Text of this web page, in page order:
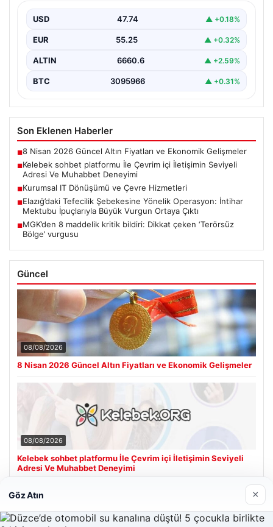
İnternet ortamında insanların seviyeli bir şekilde irtibat
çeşitli…
USD 47.74 ▲ +0.18%
EUR 55.25 ▲ +0.32%
ALTIN 6660.6 ▲ +2.59%
BTC 3095966 ▲ +0.31%
Son Eklenen Haberler
■8 Nisan 2026 Güncel Altın Fiyatları ve Ekonomik Gelişmeler
■Kelebek sohbet platformu İle Çevrim içi İletişimin Seviyeli
Adresi Ve Muhabbet Deneyimi
■Kurumsal IT Dönüşümü ve Çevre Hizmetleri
■Elazığ’daki Tefecilik Şebekesine Yönelik Operasyon: İntihar
Mektubu İpuçlarıyla Büyük Vurgun Ortaya Çıktı
■MGK’den 8 maddelik kritik bildiri: Dikkat çeken ‘Terörsüz
Bölge’ vurgusu
Güncel
08/08/2026
8 Nisan 2026 Güncel Altın Fiyatları ve Ekonomik Gelişmeler
08/08/2026
Kelebek sohbet platformu İle Çevrim içi İletişimin Seviyeli
Adresi Ve Muhabbet Deneyimi
Son Eklenen Firmalar
Göz Atın ×